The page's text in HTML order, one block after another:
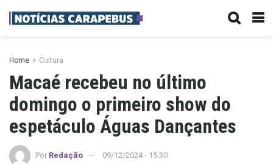
Home Cultura
Macaé recebeu no último
domingo o primeiro show do
espetáculo Águas Dançantes
Por Redação 09/12/2024 - 15:30